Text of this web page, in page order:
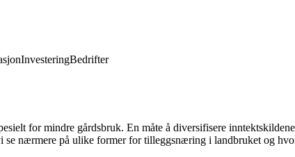
InvesteringBedrifter
for mindre gårdsbruk. En måte å diversifisere
nærmere på ulike former for tilleggsnæring i landbruket og